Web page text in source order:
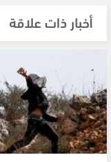
أخبار ذات علاقة